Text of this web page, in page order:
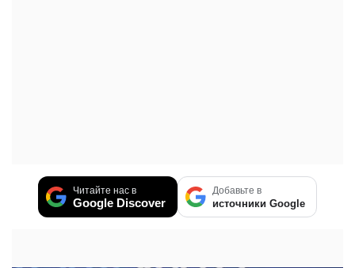
Читайте нас в
Google Discover
Добавьте в
источники Google